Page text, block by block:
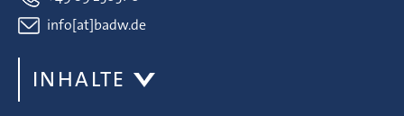
info[at]badw.de
INHALTE